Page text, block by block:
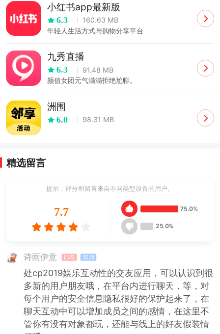
小红书app最新版
6.3
160.63 MB
年轻人生活方式与购物分享平台
九秀直播
6.3
91.48 MB
颜值女团元气满满拒绝尬聊。
洲围
6.0 98.31 MB
精选留言
提示：评分和留言来自不同类型设备的用户。
7.7 75.0%
25.0%
诗雨伊意 LV5 宗师
处cp2019娱乐互动性的交友应用，可以认识到很
多新的用户朋友哦，在平台内进行聊天，等，对
每个用户的安全信息隐私很好的保护起来了，在
聊天互动中可以增加成员之间的感情，在这里不
管你有没有对象都玩，还能与线上的好友假装情